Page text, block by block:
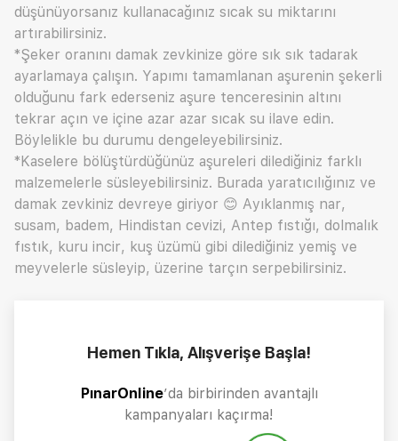
düşünüyorsanız kullanacağınız sıcak su miktarını
artırabilirsiniz.
*Şeker oranını damak zevkinize göre sık sık tadarak
ayarlamaya çalışın. Yapımı tamamlanan aşurenin şekerli
olduğunu fark ederseniz aşure tenceresinin altını
tekrar açın ve içine azar azar sıcak su ilave edin.
Böylelikle bu durumu dengeleyebilirsiniz.
*Kaselere bölüştürdüğünüz aşureleri dilediğiniz farklı
malzemelerle süsleyebilirsiniz. Burada yaratıcılığınız ve
damak zevkiniz devreye giriyor 😊 Ayıklanmış nar,
susam, badem, Hindistan cevizi, Antep fıstığı, dolmalık
fıstık, kuru incir, kuş üzümü gibi dilediğiniz yemiş ve
meyvelerle süsleyip, üzerine tarçın serpebilirsiniz.
Hemen Tıkla, Alışverişe Başla!
PınarOnline’da birbirinden avantajlı
kampanyaları kaçırma!